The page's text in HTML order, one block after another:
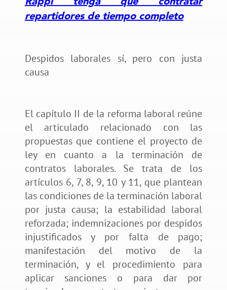
repartidores de tiempo completo
Despidos laborales sí, pero con justa
causa
El capítulo II de la reforma laboral reúne
el articulado relacionado con las
propuestas que contiene el proyecto de
ley en cuanto a la terminación de
contratos laborales. Se trata de los
artículos 6, 7, 8, 9, 10 y 11, que plantean
las condiciones de la terminación laboral
por justa causa; la estabilidad laboral
reforzada; indemnizaciones por despidos
injustificados y por falta de pago;
manifestación del motivo de la
terminación, y el procedimiento para
aplicar sanciones o para dar por